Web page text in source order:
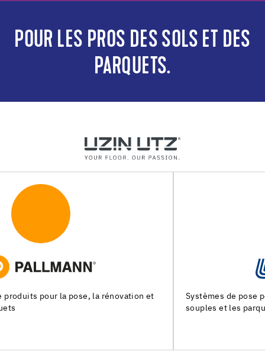
POUR LES PROS DES SOLS ET DES
PARQUETS.
Systèmes de pose pour les chapes, les revêtements de sols
souples et les parquets